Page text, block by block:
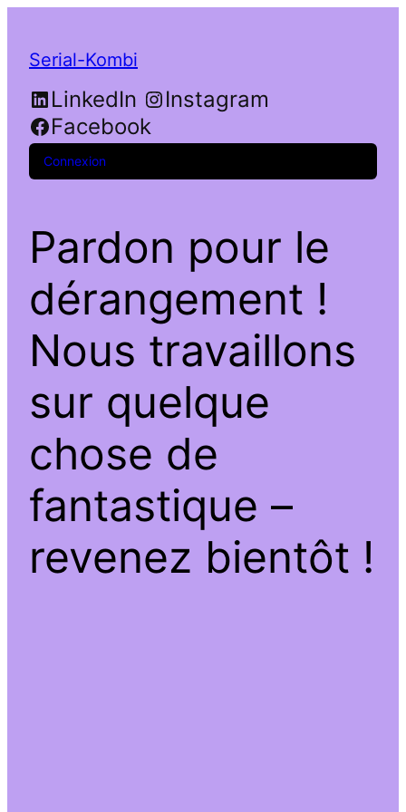
Serial-Kombi
LinkedIn
Instagram
Facebook
Connexion
Pardon pour le
dérangement !
Nous travaillons
sur quelque
chose de
fantastique –
revenez bientôt !